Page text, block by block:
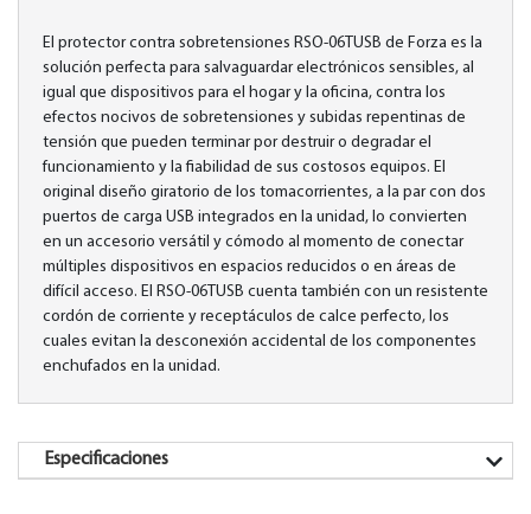
El protector contra sobretensiones RSO-06TUSB de Forza es la
solución perfecta para salvaguardar electrónicos sensibles, al
igual que dispositivos para el hogar y la oficina, contra los
efectos nocivos de sobretensiones y subidas repentinas de
tensión que pueden terminar por destruir o degradar el
funcionamiento y la fiabilidad de sus costosos equipos. El
original diseño giratorio de los tomacorrientes, a la par con dos
puertos de carga USB integrados en la unidad, lo convierten
en un accesorio versátil y cómodo al momento de conectar
múltiples dispositivos en espacios reducidos o en áreas de
difícil acceso. El RSO-06TUSB cuenta también con un resistente
cordón de corriente y receptáculos de calce perfecto, los
cuales evitan la desconexión accidental de los componentes
enchufados en la unidad.
Especificaciones